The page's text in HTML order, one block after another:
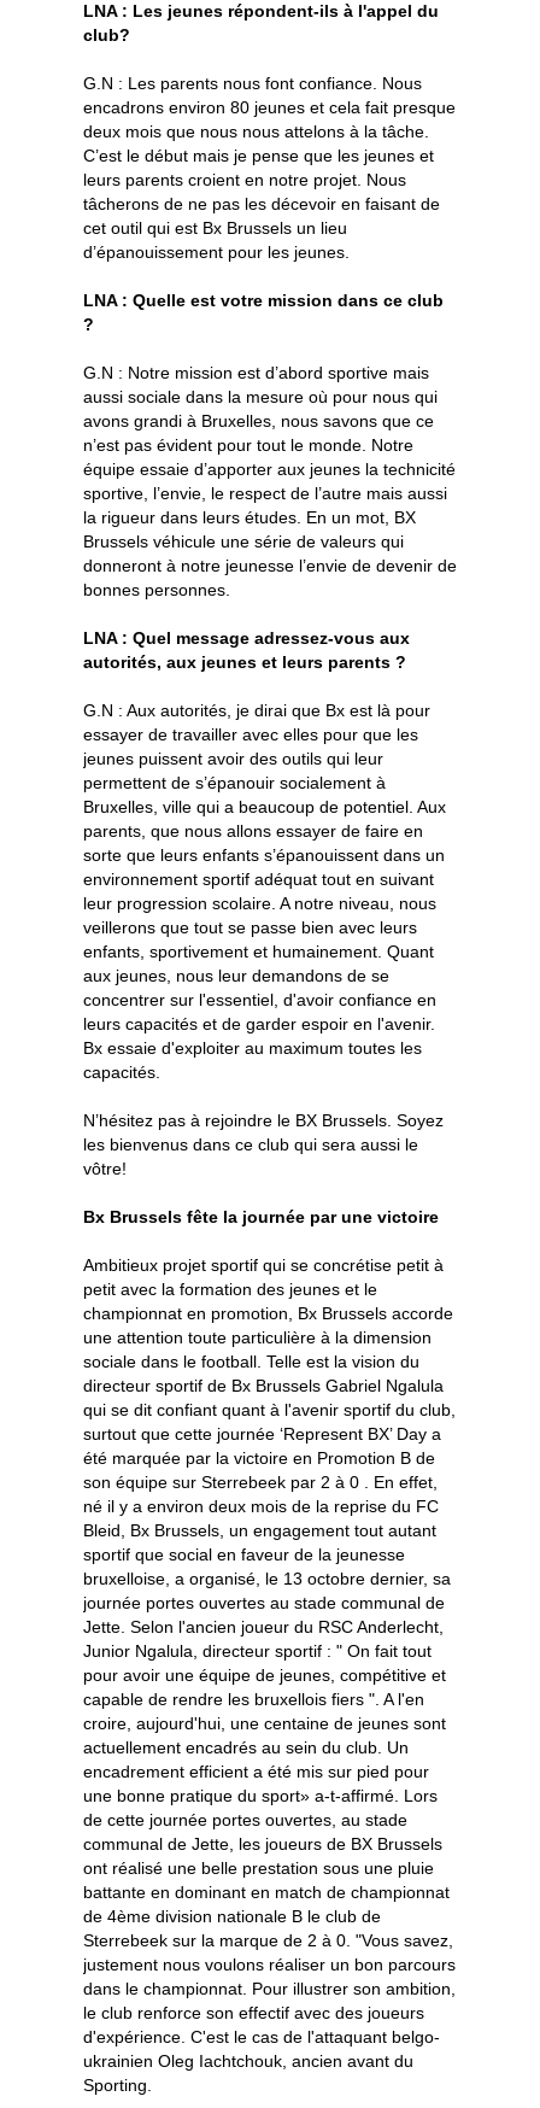
LNA : Les jeunes répondent-ils à l'appel du
club?
G.N : Les parents nous font confiance. Nous
encadrons environ 80 jeunes et cela fait presque
deux mois que nous nous attelons à la tâche.
C’est le début mais je pense que les jeunes et
leurs parents croient en notre projet. Nous
tâcherons de ne pas les décevoir en faisant de
cet outil qui est Bx Brussels un lieu
d’épanouissement pour les jeunes.
LNA : Quelle est votre mission dans ce club
?
G.N : Notre mission est d’abord sportive mais
aussi sociale dans la mesure où pour nous qui
avons grandi à Bruxelles, nous savons que ce
n’est pas évident pour tout le monde. Notre
équipe essaie d’apporter aux jeunes la technicité
sportive, l’envie, le respect de l’autre mais aussi
la rigueur dans leurs études. En un mot, BX
Brussels véhicule une série de valeurs qui
donneront à notre jeunesse l’envie de devenir de
bonnes personnes.
LNA : Quel message adressez-vous aux
autorités, aux jeunes et leurs parents ?
G.N : Aux autorités, je dirai que Bx est là pour
essayer de travailler avec elles pour que les
jeunes puissent avoir des outils qui leur
permettent de s’épanouir socialement à
Bruxelles, ville qui a beaucoup de potentiel. Aux
parents, que nous allons essayer de faire en
sorte que leurs enfants s’épanouissent dans un
environnement sportif adéquat tout en suivant
leur progression scolaire. A notre niveau, nous
veillerons que tout se passe bien avec leurs
enfants, sportivement et humainement. Quant
aux jeunes, nous leur demandons de se
concentrer sur l'essentiel, d'avoir confiance en
leurs capacités et de garder espoir en l'avenir.
Bx essaie d'exploiter au maximum toutes les
capacités.
N’hésitez pas à rejoindre le BX Brussels. Soyez
les bienvenus dans ce club qui sera aussi le
vôtre!
Bx Brussels fête la journée par une victoire
Ambitieux projet sportif qui se concrétise petit à
petit avec la formation des jeunes et le
championnat en promotion, Bx Brussels accorde
une attention toute particulière à la dimension
sociale dans le football. Telle est la vision du
directeur sportif de Bx Brussels Gabriel Ngalula
qui se dit confiant quant à l'avenir sportif du club,
surtout que cette journée ‘Represent BX’ Day a
été marquée par la victoire en Promotion B de
son équipe sur Sterrebeek par 2 à 0 . En effet,
né il y a environ deux mois de la reprise du FC
Bleid, Bx Brussels, un engagement tout autant
sportif que social en faveur de la jeunesse
bruxelloise, a organisé, le 13 octobre dernier, sa
journée portes ouvertes au stade communal de
Jette. Selon l'ancien joueur du RSC Anderlecht,
Junior Ngalula, directeur sportif : " On fait tout
pour avoir une équipe de jeunes, compétitive et
capable de rendre les bruxellois fiers ". A l'en
croire, aujourd'hui, une centaine de jeunes sont
actuellement encadrés au sein du club. Un
encadrement efficient a été mis sur pied pour
une bonne pratique du sport» a-t-affirmé. Lors
de cette journée portes ouvertes, au stade
communal de Jette, les joueurs de BX Brussels
ont réalisé une belle prestation sous une pluie
battante en dominant en match de championnat
de 4ème division nationale B le club de
Sterrebeek sur la marque de 2 à 0. "Vous savez,
justement nous voulons réaliser un bon parcours
dans le championnat. Pour illustrer son ambition,
le club renforce son effectif avec des joueurs
d'expérience. C'est le cas de l'attaquant belgo-
ukrainien Oleg Iachtchouk, ancien avant du
Sporting.